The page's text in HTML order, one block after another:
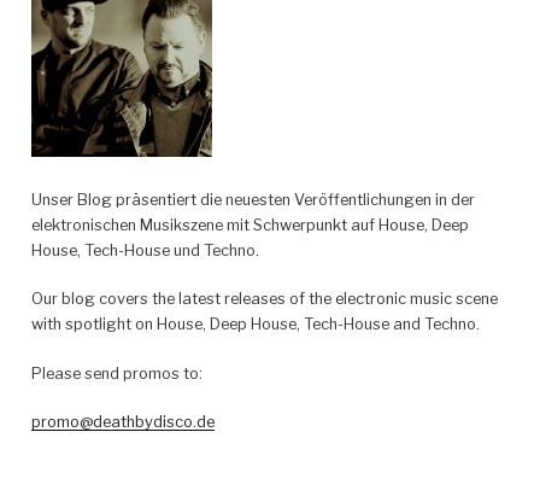
Unser Blog präsentiert die neuesten Veröffentlichungen in der
elektronischen Musikszene mit Schwerpunkt auf House, Deep
House, Tech-House und Techno.
Our blog covers the latest releases of the electronic music scene
with spotlight on House, Deep House, Tech-House and Techno.
Please send promos to:
promo@deathbydisco.de